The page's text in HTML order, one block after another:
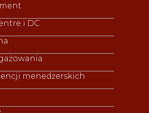
i DC
menedżerskich